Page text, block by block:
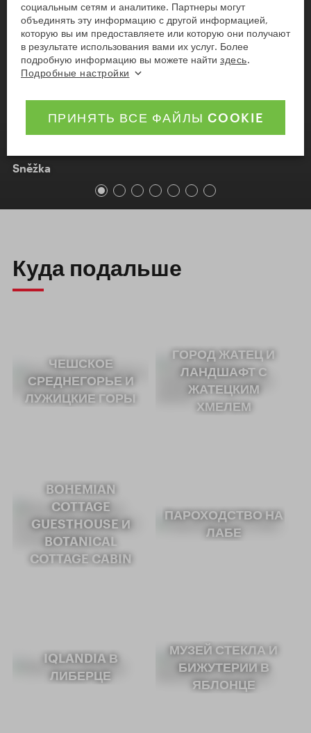
Sněžka
Куда подальше
ЧЕШСКОЕ
СРЕДНЕГОРЬЕ И
ЛУЖИЦКИЕ ГОРЫ
ГОРОД ЖАТЕЦ И
ЛАНДШАФТ С
ЖАТЕЦКИМ
ХМЕЛЕМ
BOHEMIAN
COTTAGE
GUESTHOUSE И
BOTANICAL
COTTAGE CABIN
ПАРОХОДСТВО НА
ЛАБЕ
IQLANDIA В
ЛИБЕРЦЕ
МУЗЕЙ СТЕКЛА И
БИЖУТЕРИИ В
ЯБЛОНЦЕ
социальным сетям и аналитике. Партнеры могут
объединять эту информацию с другой информацией,
которую вы им предоставляете или которую они получают
в результате использования вами их услуг. Более
подробную информацию вы можете найти здесь.
Подробные настройки
ПРИНЯТЬ ВСЕ ФАЙЛЫ COOKIE